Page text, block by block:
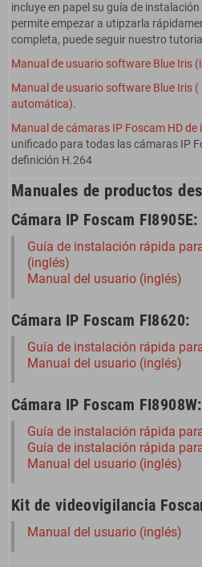
incluye en papel su guía de
permite empezar a utipzarla
completa, puede seguir nuestro
Manual de usuario software Blue Iris
Manual de usuario software Blue Iris (
automática).
Manual de cámaras IP Foscam HD de
unificado para todas las cámaras IP
definición H.264
Manuales de productos
Cámara IP Foscam FI8905E:
Guía de instalación rápida
(inglés)
Manual del usuario (inglés)
Cámara IP Foscam FI8620:
Guía de instalación rápida
Manual del usuario (inglés)
Cámara IP Foscam FI8908W:
Guía de instalación rápida
Guía de instalación rápida
Manual del usuario (inglés)
Kit de videovigilancia
Manual del usuario (inglés)